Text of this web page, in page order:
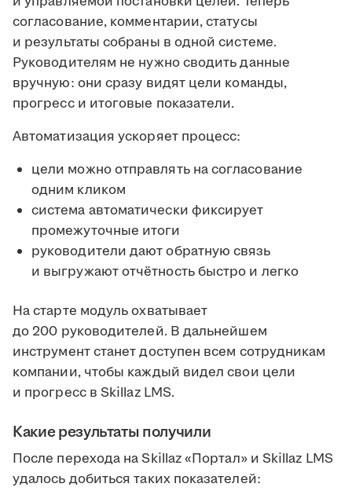
согласование, комментарии, статусы
и результаты собраны в одной системе.
Руководителям не нужно сводить данные
вручную: они сразу видят цели команды,
прогресс и итоговые показатели.
Автоматизация ускоряет процесс:
цели можно отправлять на согласование
одним кликом
система автоматически фиксирует
промежуточные итоги
руководители дают обратную связь
и выгружают отчётность быстро и легко
На старте модуль охватывает
до 200 руководителей. В дальнейшем
инструмент станет доступен всем сотрудникам
компании, чтобы каждый видел свои цели
и прогресс в Skillaz LMS.
Какие результаты получили
После перехода на Skillaz «Портал» и Skillaz LMS
удалось добиться таких показателей: